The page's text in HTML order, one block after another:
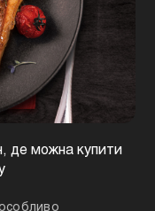
де можна купити